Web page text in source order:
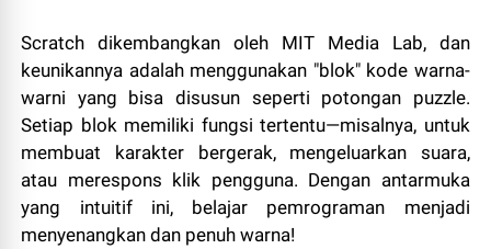
Scratch dikembangkan oleh MIT Media Lab, dan
keunikannya adalah menggunakan "blok" kode warna-
warni yang bisa disusun seperti potongan puzzle.
Setiap blok memiliki fungsi tertentu—misalnya, untuk
membuat karakter bergerak, mengeluarkan suara,
atau merespons klik pengguna. Dengan antarmuka
yang intuitif ini, belajar pemrograman menjadi
menyenangkan dan penuh warna!